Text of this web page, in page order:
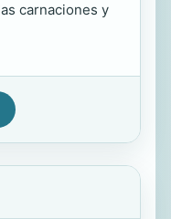
carnaciones y